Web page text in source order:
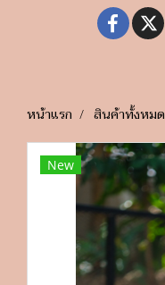
หน้าแรก สินค้าทั้งหมด
New